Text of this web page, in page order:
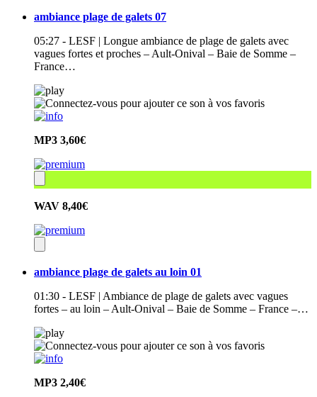
ambiance plage de galets 07
05:27 - LESF | Longue ambiance de plage de galets avec
vagues fortes et proches – Ault-Onival – Baie de Somme –
France…
MP3 3,60€
WAV 8,40€
ambiance plage de galets au loin 01
01:30 - LESF | Ambiance de plage de galets avec vagues
fortes – au loin – Ault-Onival – Baie de Somme – France –…
MP3 2,40€